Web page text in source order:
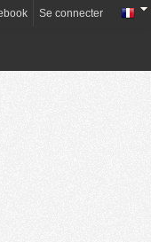
Se connecter